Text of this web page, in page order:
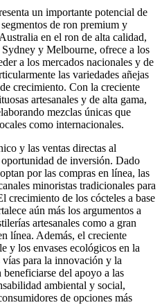
un importante potencial de
de ron premium y
en el ron de alta calidad,
y Melbourne, ofrece a los
a los mercados nacionales y de
las variedades añejas
crecimiento. Con la creciente
artesanales y de alta gama,
mezclas únicas que
como internacionales.
y las ventas directas al
de inversión. Dado
por las compras en línea, las
minoristas tradicionales para
crecimiento de los cócteles a base
aún más los argumentos a
artesanales como a gran
línea. Además, el creciente
y los envases ecológicos en la
para la innovación y la
del apoyo a las
ambiental y social,
de opciones más